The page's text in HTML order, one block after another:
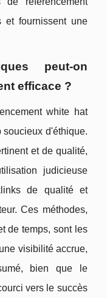
et fournissent une
peut-on
efficace ?
white hat
soucieux d'éthique.
et de qualité,
judicieuse
de qualité et
Ces méthodes,
de temps, sont les
visibilité accrue,
bien que le
vers le succès